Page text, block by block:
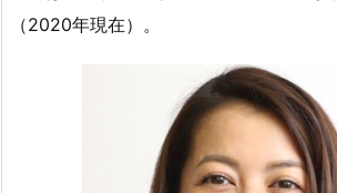
（2020年現在）。